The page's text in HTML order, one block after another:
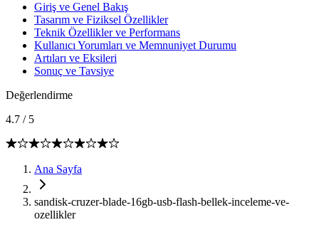
Giriş ve Genel Bakış
Tasarım ve Fiziksel Özellikler
Teknik Özellikler ve Performans
Kullanıcı Yorumları ve Memnuniyet Durumu
Artıları ve Eksileri
Sonuç ve Tavsiye
Değerlendirme
4.7 / 5
Ana Sayfa
sandisk-cruzer-blade-16gb-usb-flash-bellek-inceleme-ve-
ozellikler